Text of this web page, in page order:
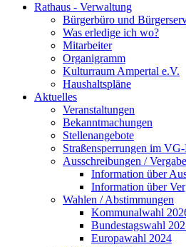
Rathaus - Verwaltung
Bürgerbüro und
Was erledige ich wo?
Mitarbeiter
Organigramm
Kulturraum Ampertal e.V.
Haushaltspläne
Aktuelles
Veranstaltungen
Bekanntmachungen
Stellenangebote
Straßensperrungen im
Ausschreibungen / Vergabe
Information über
Information über
Wahlen / Abstimmungen
Kommunalwahl
Bundestagswahl
Europawahl 2024